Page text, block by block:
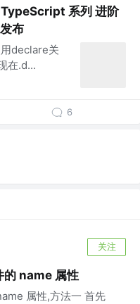
系列 进阶
布
declare关
在.d...
6
关注
name 属性
属性,方法一 首先